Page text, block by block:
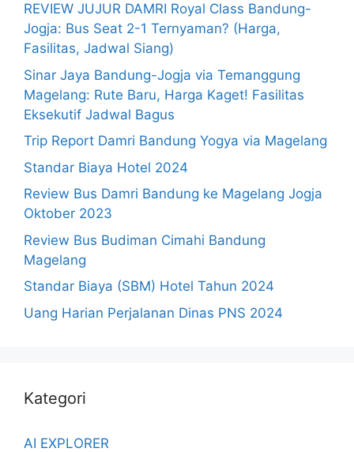
REVIEW JUJUR DAMRI Royal Class Bandung-
Jogja: Bus Seat 2-1 Ternyaman? (Harga,
Fasilitas, Jadwal Siang)
Sinar Jaya Bandung-Jogja via Temanggung
Magelang: Rute Baru, Harga Kaget! Fasilitas
Eksekutif Jadwal Bagus
Trip Report Damri Bandung Yogya via Magelang
Standar Biaya Hotel 2024
Review Bus Damri Bandung ke Magelang Jogja
Oktober 2023
Review Bus Budiman Cimahi Bandung
Magelang
Standar Biaya (SBM) Hotel Tahun 2024
Uang Harian Perjalanan Dinas PNS 2024
Kategori
AI EXPLORER